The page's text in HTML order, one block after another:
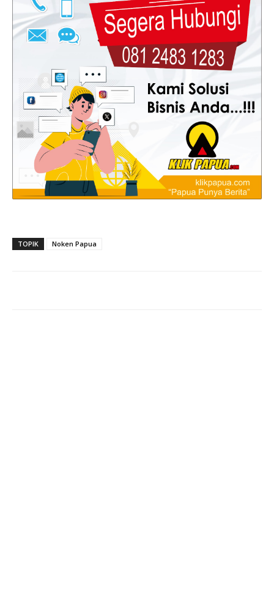
TOPIK Noken Papua